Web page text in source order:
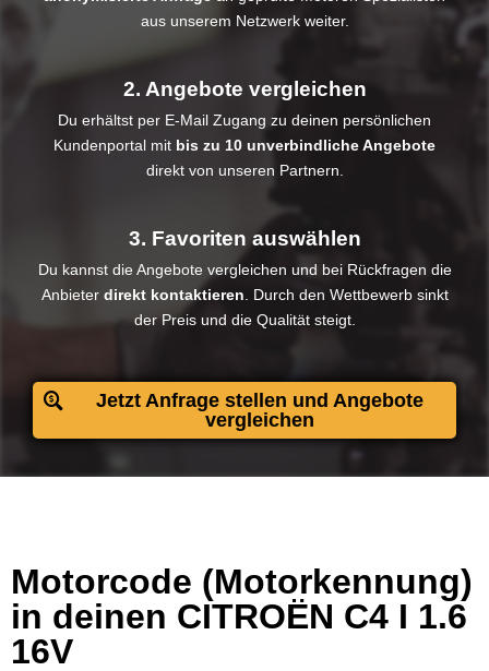
aus unserem Netzwerk weiter.
2. Angebote vergleichen
Du erhältst per E-Mail Zugang zu deinen persönlichen
Kundenportal mit bis zu 10 unverbindliche Angebote
direkt von unseren Partnern.
3. Favoriten auswählen
Du kannst die Angebote vergleichen und bei Rückfragen die
Anbieter direkt kontaktieren. Durch den Wettbewerb sinkt
der Preis und die Qualität steigt.​
Jetzt Anfrage stellen und Angebote
vergleichen
Motorcode (Motorkennung)
in deinen CITROËN C4 I 1.6
16V